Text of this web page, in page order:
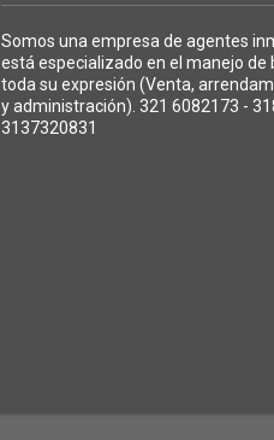
Somos una empresa de agentes
está especializado en el manejo de
toda su expresión (Venta,
y administración). 321 6082173 -
3137320831